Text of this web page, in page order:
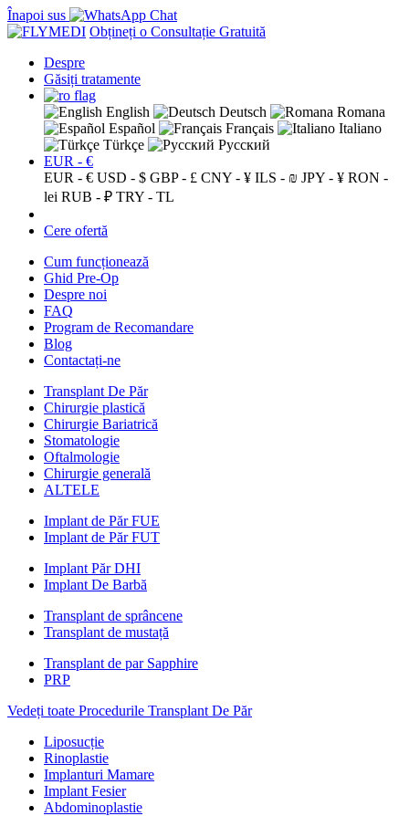
Înapoi sus
Obțineți o Consultație Gratuită
Despre
Găsiți tratamente
English Deutsch
Romana
Español
Français
Italiano
Türkçe
Русский
EUR - €
EUR - € USD - $ GBP - £ CNY - ¥ ILS - ₪ JPY - ¥ RON -
lei RUB - ₽ TRY - TL
Cere ofertă
Cum funcționează
Ghid Pre-Op
Despre noi
FAQ
Program de Recomandare
Blog
Contactați-ne
Transplant De Păr
Chirurgie plastică
Chirurgie Bariatrică
Stomatologie
Oftalmologie
Chirurgie generală
ALTELE
Implant de Păr FUE
Implant de Păr FUT
Implant Păr DHI
Implant De Barbă
Transplant de sprâncene
Transplant de mustață
Transplant de par Sapphire
PRP
Vedeți toate Procedurile Transplant De Păr
Liposucție
Rinoplastie
Implanturi Mamare
Implant Fesier
Abdominoplastie